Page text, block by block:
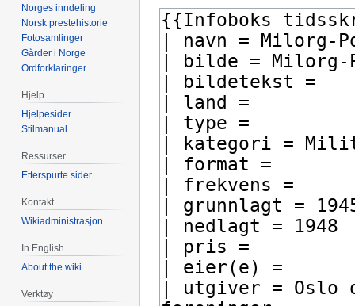
Norges inndeling
Norsk prestehistorie
Fotosamlinger
Gårder i Norge
Ordforklaringer
Hjelp
Hjelpesider
Stilmanual
Ressurser
Etterspurte sider
Kontakt
Wikiadministrasjon
In English
About the wiki
Verktøy